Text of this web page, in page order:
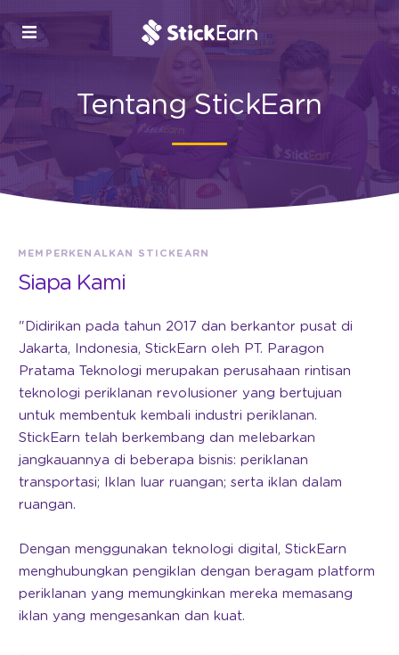
Tentang StickEarn
MEMPERKENALKAN STICKEARN
Siapa Kami
"Didirikan pada tahun 2017 dan berkantor pusat di
Jakarta, Indonesia, StickEarn oleh PT. Paragon
Pratama Teknologi merupakan perusahaan rintisan
teknologi periklanan revolusioner yang bertujuan
untuk membentuk kembali industri periklanan.
StickEarn telah berkembang dan melebarkan
jangkauannya di beberapa bisnis: periklanan
transportasi; Iklan luar ruangan; serta iklan dalam
ruangan.
Dengan menggunakan teknologi digital, StickEarn
menghubungkan pengiklan dengan beragam platform
periklanan yang memungkinkan mereka memasang
iklan yang mengesankan dan kuat.